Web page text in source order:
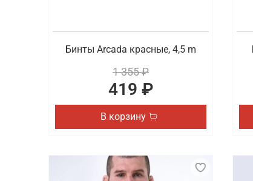
Бинты Arcada красные, 4,5 m
1 355 ₽
419 ₽
В корзину